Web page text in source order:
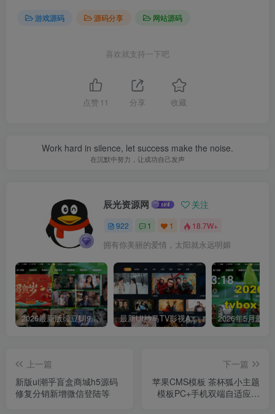
游戏源码 源码分享 网站源码
喜欢就支持一下吧
点赞 11 分享 收藏
Work hard in silence, let success make the noise.
在沉默中努力，让成功自己发声
辰光资源网 关注
922 1 1 18.7W+
拥有你美丽的爱情，太阳就永远明媚
2026最新版绿豆UI9双端影视APP源码 最新UI神马TV影视APP源码 乐檬影视苹果CMS后台 包含前后端源码
上一篇
新版ui潮乎盲盒商城h5源码
修复分销新增微信登陆等
下一篇
苹果CMS模板 茶杯狐小主题
模板PC+手机双端自适应模